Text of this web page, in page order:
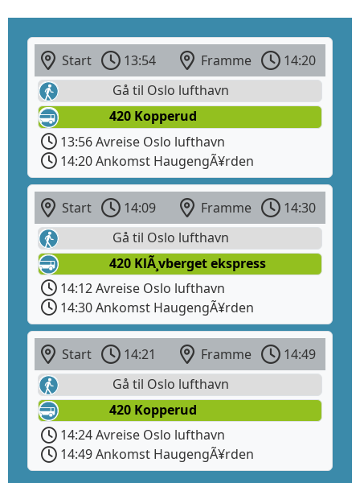
Start 13:54 Framme
14:20
Gå til Oslo lufthavn
420 Kopperud
13:56 Avreise Oslo lufthavn
14:20 Ankomst HaugengÃ¥rden
Start 14:09 Framme
14:30
Gå til Oslo lufthavn
420 KlÃ¸vberget ekspress
14:12 Avreise Oslo lufthavn
14:30 Ankomst HaugengÃ¥rden
Start 14:21 Framme
14:49
Gå til Oslo lufthavn
420 Kopperud
14:24 Avreise Oslo lufthavn
14:49 Ankomst HaugengÃ¥rden